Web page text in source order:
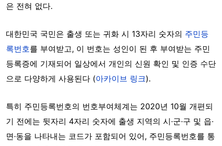
은 전혀 없다.
대한민국 국민은 출생 또는 귀화 시 13자리 숫자의 주민등
록번호를 부여받고, 이 번호는 성인이 된 후 부여받는 주민
등록증에 기재되어 일상에서 개인의 신원 확인 및 인증 수단
으로 다양하게 사용된다 (아카이브 링크).
특히 주민등록번호의 번호부여체계는 2020년 10월 개편되
기 전에는 뒷자리 4자리 숫자에 출생 지역의 시·군·구 및 읍·
면·동을 나타내는 코드가 포함되어 있어, 주민등록번호를 통